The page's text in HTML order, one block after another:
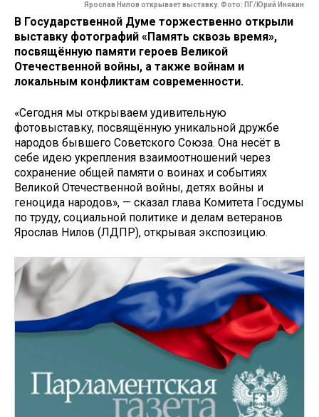
Ярослав Нилов открывает выставку. Фото: ПГ/Юрий Инякин
В Государственной Думе торжественно открыли
выставку фотографий «Память сквозь время»,
посвящённую памяти героев Великой
Отечественной войны, а также войнам и
локальным конфликтам современности.
«Сегодня мы открываем удивительную
фотовыставку, посвящённую уникальной дружбе
народов бывшего Советского Союза. Она несёт в
себе идею укрепления взаимоотношений через
сохранение общей памяти о воинах и событиях
Великой Отечественной войны, детях войны и
геноцида народов», — сказал глава Комитета Госдумы
по труду, социальной политике и делам ветеранов
Ярослав Нилов (ЛДПР), открывая экспозицию.